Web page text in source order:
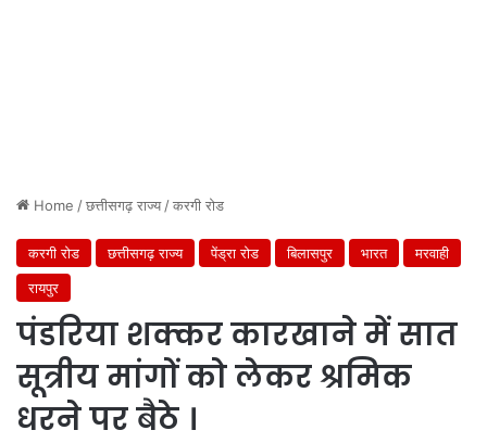
Home /छत्तीसगढ़ राज्य/करगी रोड
करगी रोड छत्तीसगढ़ राज्य पेंड्रा रोड बिलासपुर भारत
मरवाही
रायपुर
पंडरिया शक्कर कारखाने में सात
सूत्रीय मांगों को लेकर श्रमिक
धरने पर बैठे ।